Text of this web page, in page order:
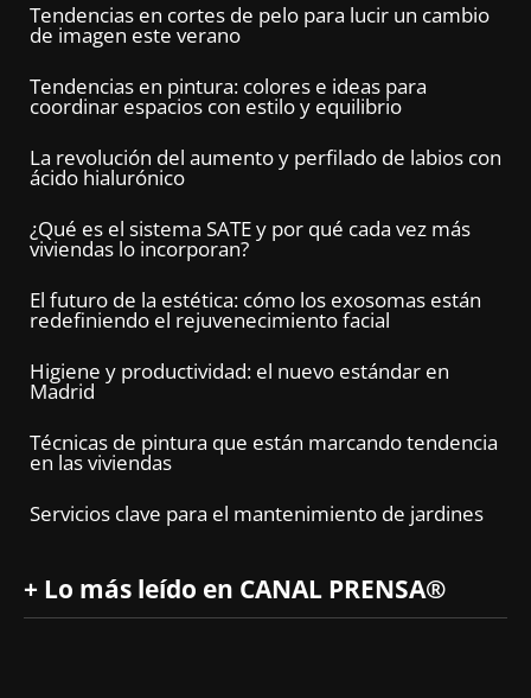
Tendencias en cortes de pelo para lucir un cambio
de imagen este verano
Tendencias en pintura: colores e ideas para
coordinar espacios con estilo y equilibrio
La revolución del aumento y perfilado de labios con
ácido hialurónico
¿Qué es el sistema SATE y por qué cada vez más
viviendas lo incorporan?
El futuro de la estética: cómo los exosomas están
redefiniendo el rejuvenecimiento facial
Higiene y productividad: el nuevo estándar en
Madrid
Técnicas de pintura que están marcando tendencia
en las viviendas
Servicios clave para el mantenimiento de jardines
+ Lo más leído en CANAL PRENSA®